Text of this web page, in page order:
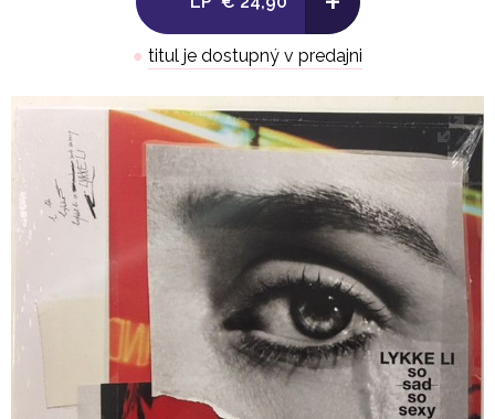
● titul je dostupný v predajni